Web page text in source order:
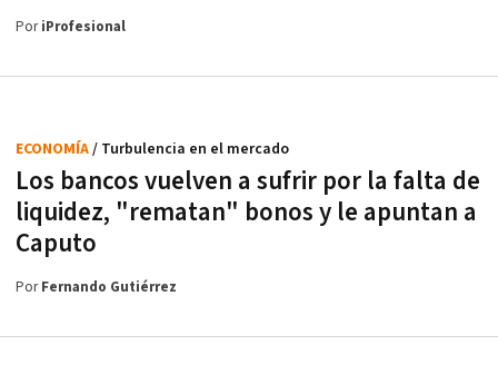
PoriProfesional
Los bancos vuelven a sufrir por la falta de
liquidez, "rematan" bonos y le apuntan a
Caputo
ECONOMÍA/ Turbulencia en el mercado
PorFernando Gutiérrez